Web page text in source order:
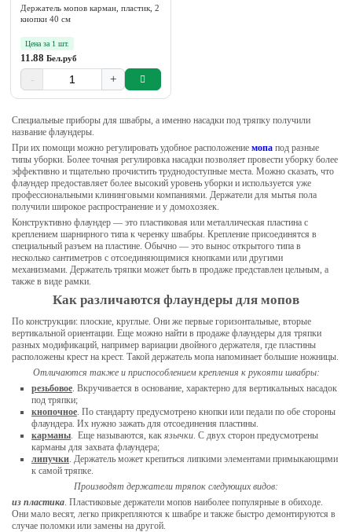
Держатель мопов карман, пластик, 2
кнопки 40 см
Цена за 1 шт.
11.88 Бел.руб
- +
Специальные приборы для швабры, а именно насадки под тряпку получили
название флаундеры.
При их помощи можно регулировать удобное расположение мопа под разные
типы уборки. Более точная регулировка насадки позволяет провести уборку более
эффективно и тщательно прочистить труднодоступные места. Можно сказать, что
флаундер предоставляет более высокий уровень уборки и используется уже
профессиональными клининговыми компаниями. Держатели для мытья пола
получили широкое распространение и у домохозяек.
Конструктивно флаундер — это пластиковая или металлическая пластина с
креплением шарнирного типа к черенку швабры. Крепление присоединятся в
специальный разъем на пластине. Обычно — это вынос открытого типа в
несколько сантиметров с отсоединяющимися кнопками или другими
механизмами. Держатель тряпки может быть в продаже представлен цельным, а
также в виде рамки.
Как различаются флаундеры для мопов
По конструкции: плоские, круглые. Они же первые горизонтальные, вторые
вертикальной ориентации. Еще можно найти в продаже флаундеры для тряпки
разных модификаций, например вариации двойного держателя, где пластины
расположены крест на крест. Такой держатель мопа напоминает большие ножницы.
Отличаются также и приспособлением крепления к рукояти швабры:
резьбовое. Вкручивается в основание, характерно для вертикальных насадок
под тряпки;
кнопочное. По стандарту предусмотрено кнопки или педали по обе стороны
флаундера. Их нужно зажать для отсоединения пластины.
карманы. Еще называются, как язычки. С двух сторон предусмотрены
карманы для захвата флаундера;
липучки. Держатель может крепиться липкими элементами примыкающими
к самой тряпке.
Производят держатели тряпок следующих видов:
из пластика. Пластиковые держатели мопов наиболее популярные в обиходе.
Они мало весят, легко прикрепляются к швабре и также быстро демонтируются в
случае поломки или замены на другой.